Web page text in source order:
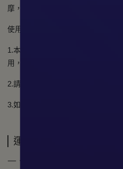
摩，再以溫水徹底沖洗乾淨。
使用注意事項：
1.本品僅供肌膚清潔，不可食用；
用，並請教醫生。
2.請存放小孩不易拿取之處。
3.如誤入眼睛，請立即用清水沖洗。
運送方式
一、臺灣本島：